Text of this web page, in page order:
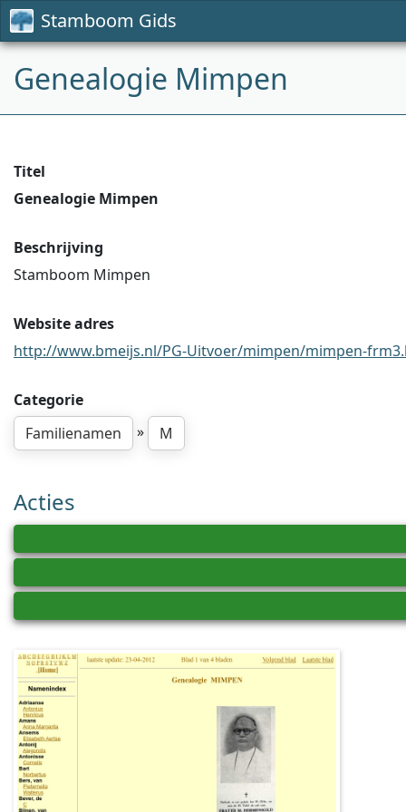
Stamboom Gids
Genealogie Mimpen
Titel
Genealogie Mimpen
Beschrijving
Stamboom Mimpen
Website adres
http://www.bmeijs.nl/PG-Uitvoer/mimpen/mimpen-
Categorie
Familienamen
» M
Acties